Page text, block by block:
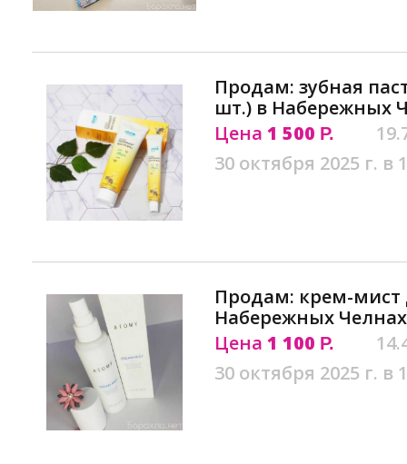
Продам: зубная
шт.) в Набережных
Цена 1 500 Р.
30 октября 2025 г. в
Продам: крем-
Набережных Челнах
Цена 1 100 Р.
30 октября 2025 г. в